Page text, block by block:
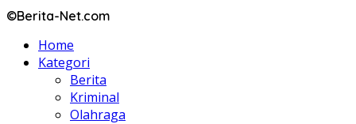
©Berita-Net.com
Home
Kategori
Berita
Kriminal
Olahraga